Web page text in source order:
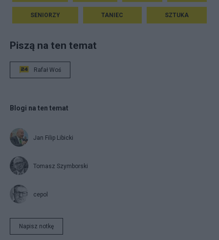
SENIORZY TANIEC SZTUKA
Piszą na ten temat
Rafał Woś
Blogi na ten temat
Jan Filip Libicki
Tomasz Szymborski
cepol
Napisz notkę